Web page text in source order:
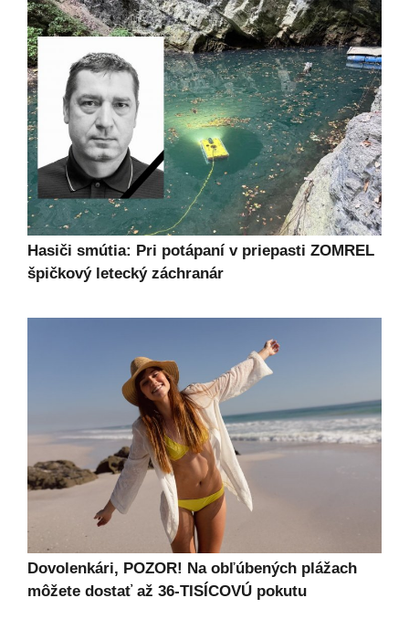
Hasiči smútia: Pri potápaní v priepasti ZOMREL
špičkový letecký záchranár
Dovolenkári, POZOR! Na obľúbených plážach
môžete dostať až 36-TISÍCOVÚ pokutu